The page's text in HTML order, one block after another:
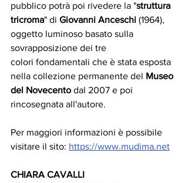
pubblico potrà poi rivedere la "struttura
tricroma" di Giovanni Anceschi (1964),
oggetto luminoso basato sulla
sovrapposizione dei tre
colori fondamentali che è stata esposta
nella collezione permanente del Museo
del Novecento dal 2007 e poi
rincosegnata all'autore.
Per maggiori informazioni è possibile
visitare il sito: https://www.mudima.net
CHIARA CAVALLI